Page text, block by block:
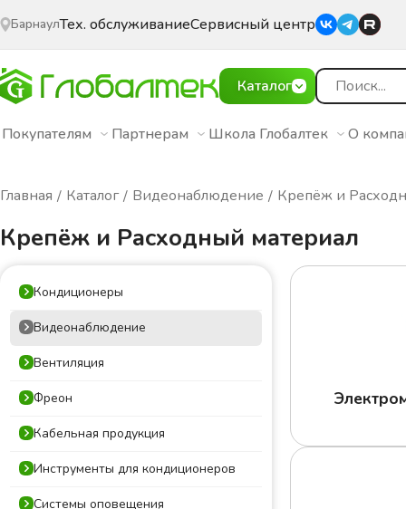
БарнаулТех. обслуживаниеСервисный центр
Каталог
Покупателям Партнерам Школа Глобалтек О
Главная Каталог Видеонаблюдение Крепёж и
Крепёж и Расходный материал
Кондиционеры
Видеонаблюдение
Вентиляция
Фреон
Кабельная продукция
Инструменты для кондиционеров
Системы оповещения